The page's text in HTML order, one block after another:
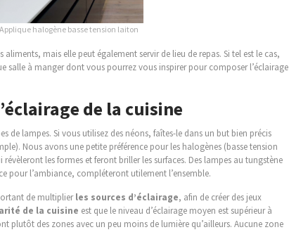
Applique halogène basse tension laiton
mais elle peut également servir de lieu de repas. Si tel est le cas,
salle à manger dont vous pourrez vous inspirer pour composer l’éclairage
de la cuisine
de lampes. Si vous utilisez des néons, faîtes-le dans un but bien précis
Nous avons une petite préférence pour les halogènes (basse tension
les formes et feront briller les surfaces. Des lampes au tungstène
pour l’ambiance, compléteront utilement l’ensemble.
de multiplierles sources d’éclairage, afin de créer des jeux
de la cuisine est que le niveau d’éclairage moyen est supérieur à
plutôt des zones avec un peu moins de lumière qu’ailleurs. Aucune zone